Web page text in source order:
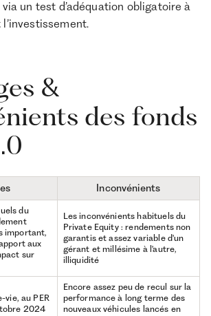
via un test d’adéquation obligatoire à
&
des fonds
Inconvénients
du
important,
aux
sur
Les inconvénients habituels du
Private Equity : rendements non
garantis et assez variable d'un
gérant et millésime à l'autre,
illiquidité
vie, au PER
2024
Encore assez peu de recul sur la
performance à long terme des
nouveaux véhicules lancés en